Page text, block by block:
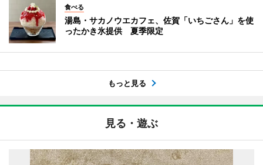
食べる
湯島・サカノウエカフェ、佐賀「いちごさん」を使
ったかき氷提供 夏季限定
もっと見る
見る・遊ぶ